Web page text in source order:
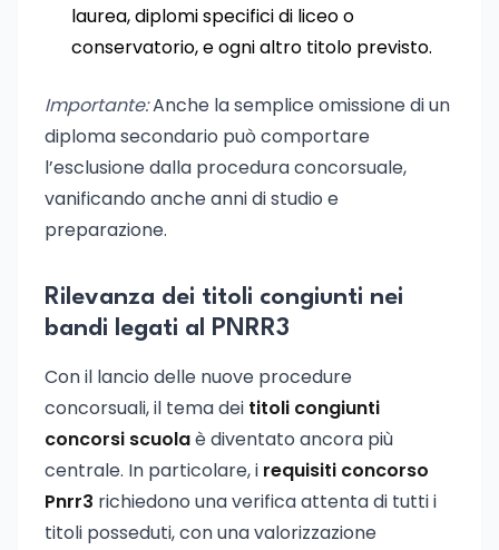
laurea, diplomi specifici di liceo o
conservatorio, e ogni altro titolo previsto.
Importante:Anche la semplice omissione di un
diploma secondario può comportare
l’esclusione dalla procedura concorsuale,
vanificando anche anni di studio e
preparazione.
Rilevanza dei titoli congiunti nei
bandi legati al PNRR3
Con il lancio delle nuove procedure
concorsuali, il tema dei titoli congiunti
concorsi scuolaè diventato ancora più
centrale. In particolare, i requisiti concorso
Pnrr3 richiedono una verifica attenta di tutti i
titoli posseduti, con una valorizzazione